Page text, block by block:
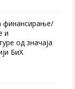
финансирање/
и
од значаја
БиХ